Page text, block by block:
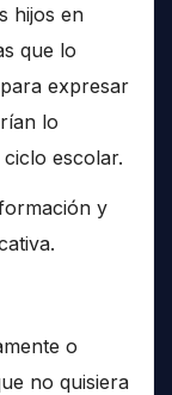
hijos en
que lo
expresar
lo
escolar.
y
o
no quisiera